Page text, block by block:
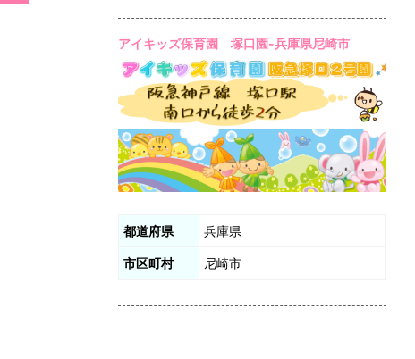
アイキッズ保育園 塚口園-兵庫県尼崎市
都道府県 兵庫県
市区町村 尼崎市